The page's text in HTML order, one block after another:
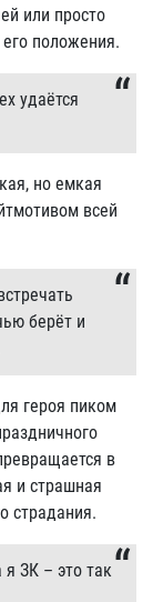
или просто
положения.
удаётся
но емкая
всей
берёт и
героя пиком
в
и страшная
страдания.
ЗК – это так